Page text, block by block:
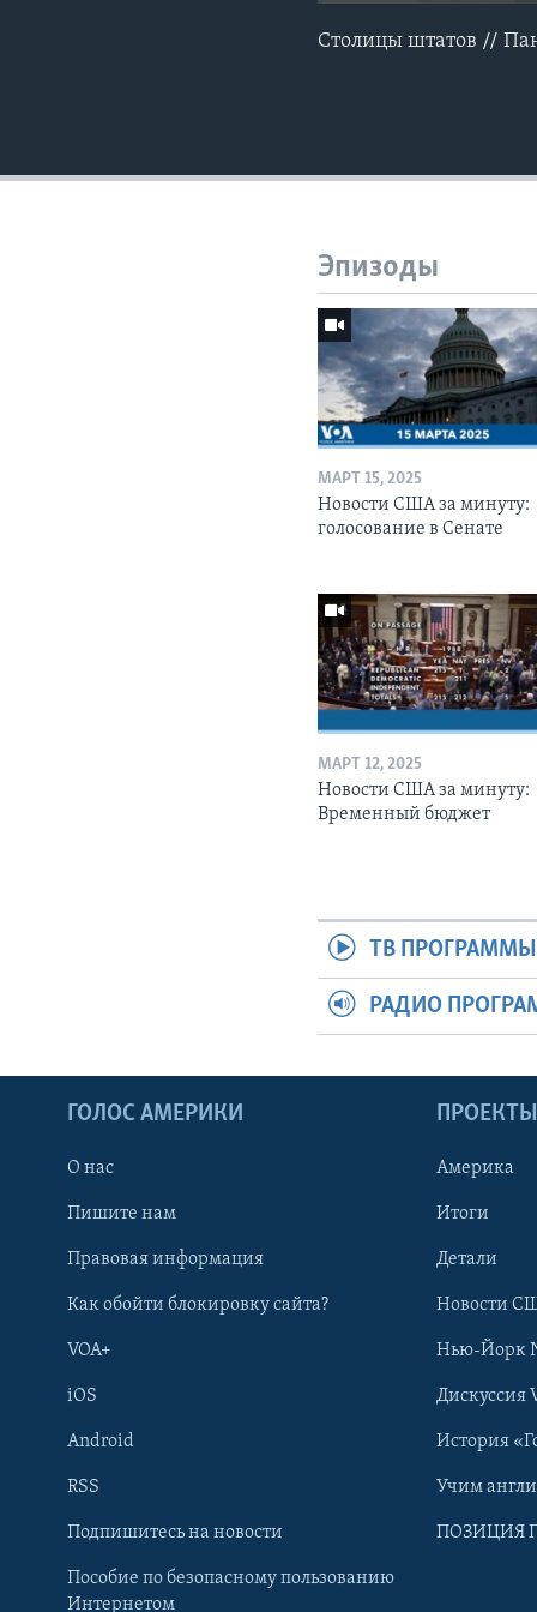
Learning English
Столицы штатов //
Эпизоды
МАРТ 15, 2025
Новости США за минуту:
голосование в Сенате
МАРТ 12, 2025
Новости США за минуту:
Временный бюджет
ТВ ПРОГРАММЫ
РАДИО
ГОЛОС АМЕРИКИ
О нас
Пишите нам
Правовая информация
Как обойти блокировку сайта?
VOA+
iOS
Android
RSS
Подпишитесь на новости
Пособие по безопасному пользованию
Интернетом
ПРОЕКТЫ
Америка
Итоги
Детали
Новости
Нью-Йорк
Дискуссия
История
Учим
ПОЗИЦИЯ